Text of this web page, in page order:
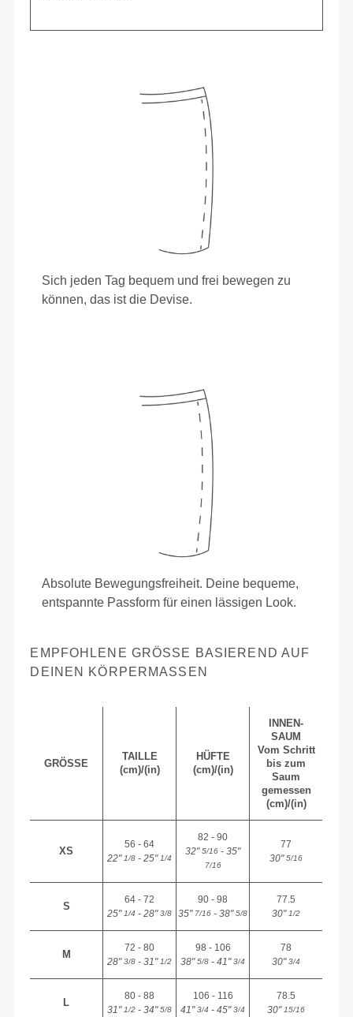
Sich jeden Tag bequem und frei bewegen zu
können, das ist die Devise.
Absolute Bewegungsfreiheit. Deine bequeme,
entspannte Passform für einen lässigen Look.
EMPFOHLENE GRÖSSE BASIEREND AUF D
EINEN KÖRPERMASSEN
GRÖSSE
TAILLE
(cm)/(in)
HÜFTE
(cm)/(in)
INNEN-
SAUM
Vom Schritt
bis zum
Saum
gemessen
(cm)/(in)
XS
56 - 64
22"1/8 - 25"1/4
82 - 90
32"5/16 - 35"
7/16
77
30"5/16
S
64 - 72
25"1/4 - 28"3/8
90 - 98
35"7/16 - 38"5/8
77.5
30"1/2
M
72 - 80
28"3/8 - 31"1/2
98 - 106
38"5/8 - 41"3/4
78
30"3/4
L
80 - 88
31"1/2 - 34"5/8
106 - 116
41"3/4 - 45"3/4
78.5
30"15/16